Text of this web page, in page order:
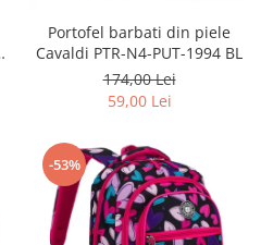
Portofel barbati din piele
Cavaldi PTR-N4-PUT-1994 BL
174,00 Lei
59,00 Lei
-53%